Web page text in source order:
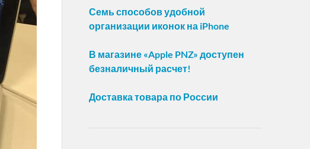
Семь способов удобной
организации иконок на iPhone
В магазине «Apple PNZ» доступен
безналичный расчет!
Доставка товара по России